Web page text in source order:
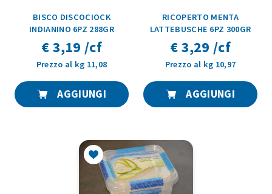
BISCO DISCOCIOCK
INDIANINO 6PZ 288GR
€ 3,19 /cf
Prezzo al kg 11,08
AGGIUNGI
RICOPERTO MENTA
LATTEBUSCHE 6PZ 300GR
€ 3,29 /cf
Prezzo al kg 10,97
AGGIUNGI